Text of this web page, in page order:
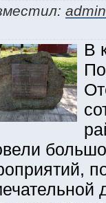
admin
В